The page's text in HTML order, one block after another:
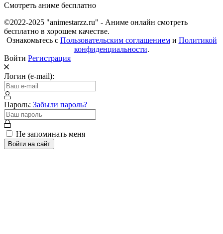
Смотреть аниме бесплатно
©2022-2025 "animestarzz.ru" - Аниме онлайн смотреть
бесплатно в хорошем качестве.
Ознакомьтесь с Пользовательским соглашениеми Политикой
конфиденциальности.
Войти Регистрация
Логин (e-mail):
Пароль: Забыли пароль?
Не запоминать меня
Войти на сайт